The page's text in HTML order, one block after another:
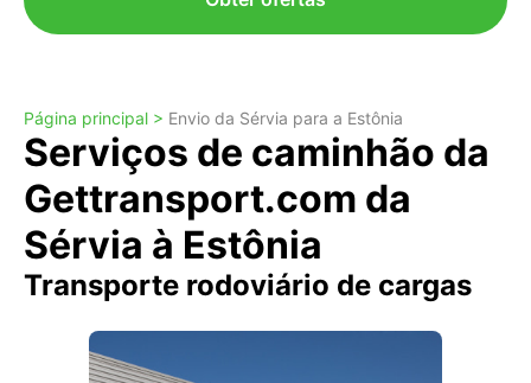
Página principal > Envio da Sérvia para a Estônia
Serviços de caminhão da
Gettransport.com da
Sérvia à Estônia
Transporte rodoviário de cargas